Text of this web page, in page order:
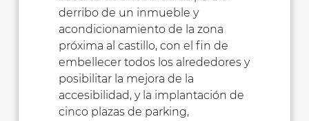
derribo de un inmueble y
acondicionamiento de la zona
próxima al castillo, con el fin de
embellecer todos los alrededores y
posibilitar la mejora de la
accesibilidad, y la implantación de
cinco plazas de parking,